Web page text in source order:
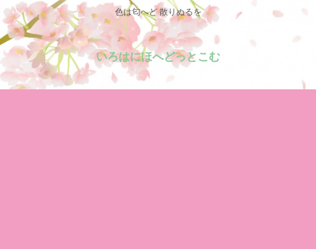
色は匂へど 散りぬるを
いろはにほへどっとこむ